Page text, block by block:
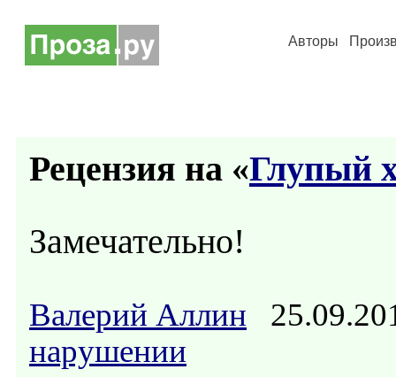
Авторы
Рецензия на «Глупый
Замечательно!
Валерий Аллин
нарушении